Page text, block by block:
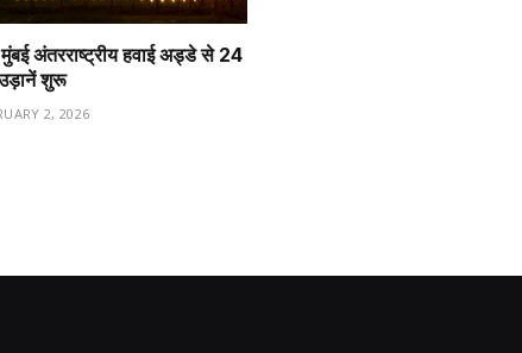
अंतरराष्ट्रीय हवाई अड्डे से 24
शुरू
2, 2026